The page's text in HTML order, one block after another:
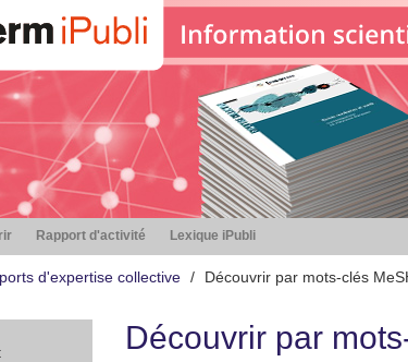
Rapport d'activité Lexique iPubli
d'expertise collective Découvrir par mots-clés
Découvrir par